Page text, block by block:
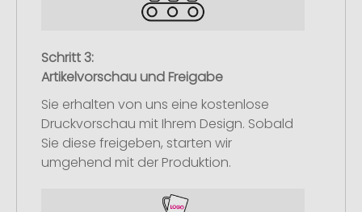
Schritt 3:
Artikelvorschau und Freigabe
Sie erhalten von uns eine kostenlose
Druckvorschau mit Ihrem Design. Sobald
Sie diese freigeben, starten wir
umgehend mit der Produktion.